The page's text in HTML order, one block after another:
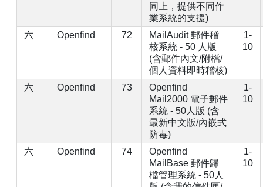
同上，提供不同作
業系統的支援)
六 Openfind 72
MailAudit 郵件稽
核系統 - 50 人版
(含郵件內文/附檔/
個人資料即時稽核)
1-
10
六 Openfind 73
Openfind
Mail2000 電子郵件
系統 - 50人版 (含
最新中文版/內嵌式
防毒)
1-
10
六 Openfind 74
Openfind
MailBase 郵件歸
檔管理系統 - 50人
1-
10